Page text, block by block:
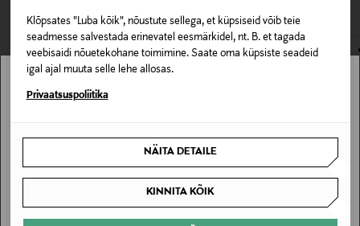
Klõpsates "Luba kõik", nõustute sellega, et küpsiseid võib teie
seadmesse salvestada erinevatel eesmärkidel, nt. B. et tagada
veebisaidi nõuetekohane toimimine. Saate oma küpsiste seadeid
igal ajal muuta selle lehe allosas.
Privaatsuspoliitika
NÄITA DETAILE
KINNITA KÕIK
Lõhna tüüp
Eau de Parfum
Suurus
avamata originaalpakendis.
E-POE TAGASTUSED
Stockmann pole Sinu riigis saadaval.
SAAN ARU